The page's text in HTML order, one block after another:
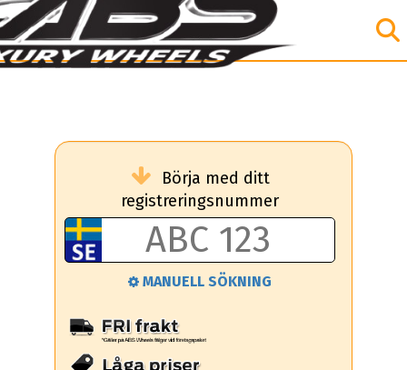
Börja med ditt
registreringsnummer
MANUELL SÖKNING